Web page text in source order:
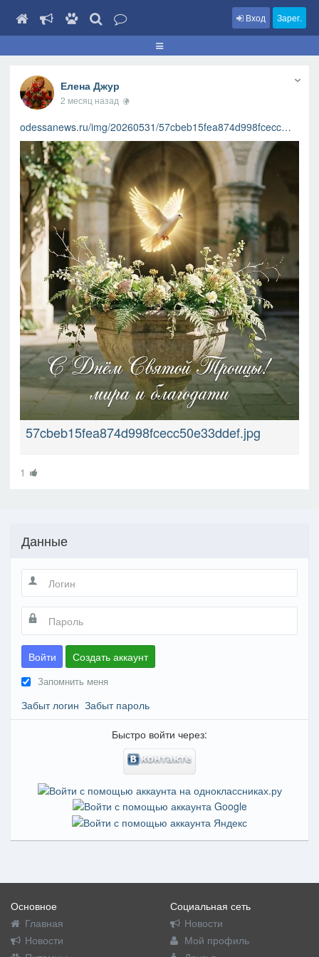
Вход Зарег.
Елена Джур
2 месяц назад
odessanews.ru/img/20260531/57cbeb15fea874d998fcecc…
57cbeb15fea874d998fcecc50e33ddef.jpg
1
Данные
Войти Создать аккаунт
Запомнить меня
Забыт логин Забыт пароль
Быстро войти через:
Основное
Главная
Новости
Социальная сеть
Новости
Мой профиль